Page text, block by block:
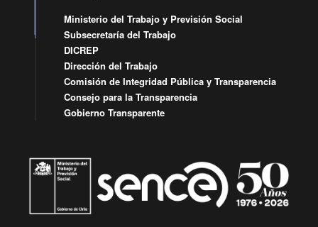
Ministerio del Trabajo y Previsión Social
Subsecretaría del Trabajo
DICREP
Dirección del Trabajo
Comisión de Integridad Pública y Transparencia
Consejo para la Transparencia
Gobierno Transparente